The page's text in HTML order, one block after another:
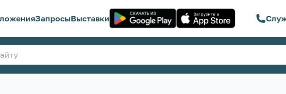
ЗапросыВыставки